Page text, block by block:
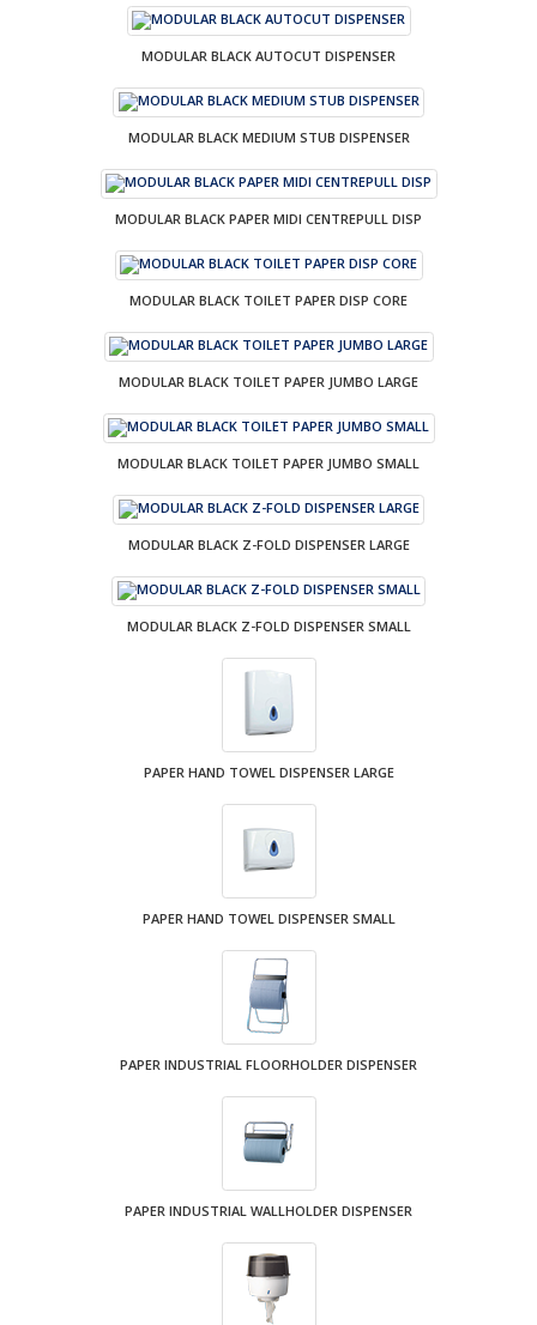
MODULAR BLACK AUTOCUT DISPENSER
MODULAR BLACK MEDIUM STUB DISPENSER
MODULAR BLACK PAPER MIDI CENTREPULL DISP
MODULAR BLACK TOILET PAPER DISP CORE
MODULAR BLACK TOILET PAPER JUMBO LARGE
MODULAR BLACK TOILET PAPER JUMBO SMALL
MODULAR BLACK Z-FOLD DISPENSER LARGE
MODULAR BLACK Z-FOLD DISPENSER SMALL
PAPER HAND TOWEL DISPENSER LARGE
PAPER HAND TOWEL DISPENSER SMALL
PAPER INDUSTRIAL FLOORHOLDER DISPENSER
PAPER INDUSTRIAL WALLHOLDER DISPENSER